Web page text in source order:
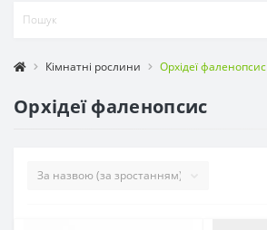
Кімнатні рослини Орхідеї фаленопсис
Орхідеї фаленопсис